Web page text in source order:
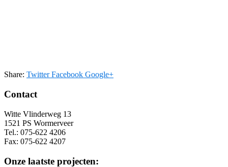
Share: Twitter Facebook Google+
Contact
Witte Vlinderweg 13
1521 PS Wormerveer
Tel.: 075-622 4206
Fax: 075-622 4207
Onze laatste projecten: